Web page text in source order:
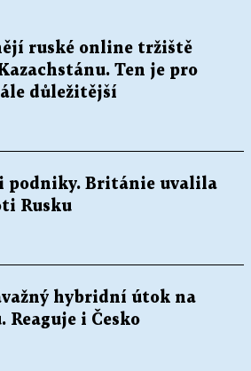
ruské online tržiště
Ten je pro
důležitější
podniky. Británie uvalila
Rusku
hybridní útok na
i Česko